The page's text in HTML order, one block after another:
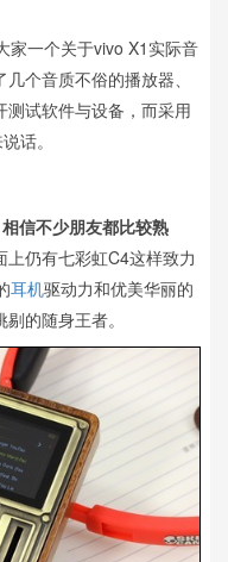
一个关于vivo X1实际音
个音质不俗的播放器、
试软件与设备，而采用
话。
信不少朋友都比较熟
上仍有七彩虹C4这样致力
耳机驱动力和优美华丽的
的随身王者。